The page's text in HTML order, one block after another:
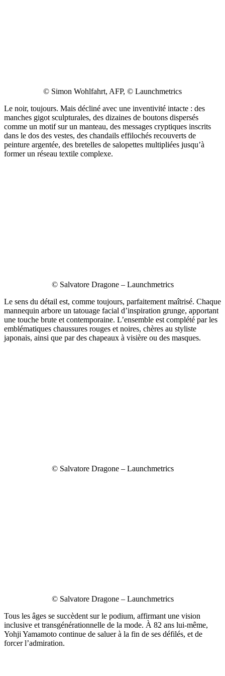
© Simon Wohlfahrt, AFP, © Launchmetrics
Le noir, toujours. Mais décliné avec une inventivité intacte : des
manches gigot sculpturales, des dizaines de boutons dispersés
comme un motif sur un manteau, des messages cryptiques inscrits
dans le dos des vestes, des chandails effilochés recouverts de
peinture argentée, des bretelles de salopettes multipliées jusqu’à
former un réseau textile complexe.
© Salvatore Dragone – Launchmetrics
Le sens du détail est, comme toujours, parfaitement maîtrisé. Chaque
mannequin arbore un tatouage facial d’inspiration grunge, apportant
une touche brute et contemporaine. L’ensemble est complété par les
emblématiques chaussures rouges et noires, chères au styliste
japonais, ainsi que par des chapeaux à visière ou des masques.
© Salvatore Dragone – Launchmetrics
© Salvatore Dragone – Launchmetrics
Tous les âges se succèdent sur le podium, affirmant une vision
inclusive et transgénérationnelle de la mode. À 82 ans lui-même,
Yohji Yamamoto continue de saluer à la fin de ses défilés, et de
forcer l’admiration.